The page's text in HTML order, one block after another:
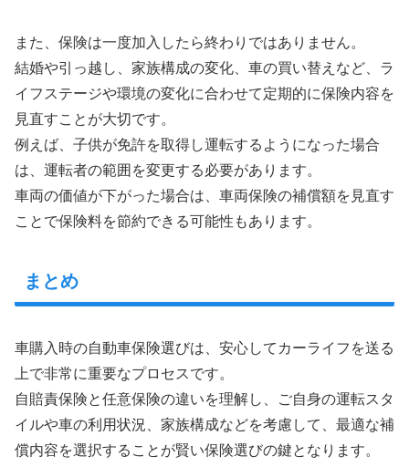
また、保険は一度加入したら終わりではありません。
結婚や引っ越し、家族構成の変化、車の買い替えなど、ラ
イフステージや環境の変化に合わせて定期的に保険内容を
見直すことが大切です。
例えば、子供が免許を取得し運転するようになった場合
は、運転者の範囲を変更する必要があります。
車両の価値が下がった場合は、車両保険の補償額を見直す
ことで保険料を節約できる可能性もあります。
まとめ
車購入時の自動車保険選びは、安心してカーライフを送る
上で非常に重要なプロセスです。
自賠責保険と任意保険の違いを理解し、ご自身の運転スタ
イルや車の利用状況、家族構成などを考慮して、最適な補
償内容を選択することが賢い保険選びの鍵となります。